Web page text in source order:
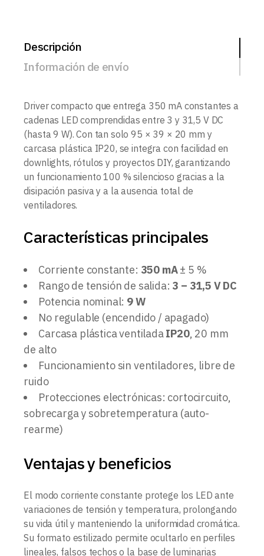
Descripción
Información de envío
Driver compacto que entrega 350 mA constantes a
cadenas LED comprendidas entre 3 y 31,5 V DC
(hasta 9 W). Con tan solo 95 × 39 × 20 mm y
carcasa plástica IP20, se integra con facilidad en
downlights, rótulos y proyectos DIY, garantizando
un funcionamiento 100 % silencioso gracias a la
disipación pasiva y a la ausencia total de
ventiladores.
Características principales
Corriente constante: 350 mA± 5 %
Rango de tensión de salida: 3 – 31,5 V DC
Potencia nominal: 9 W
No regulable (encendido / apagado)
Carcasa plástica ventiladaIP20, 20 mm
de alto
Funcionamiento sin ventiladores, libre de
ruido
Protecciones electrónicas: cortocircuito,
sobrecarga y sobretemperatura (auto-
rearme)
Ventajas y beneficios
El modo corriente constante protege los LED ante
variaciones de tensión y temperatura, prolongando
su vida útil y manteniendo la uniformidad cromática.
Su formato estilizado permite ocultarlo en perfiles
lineales, falsos techos o la base de luminarias